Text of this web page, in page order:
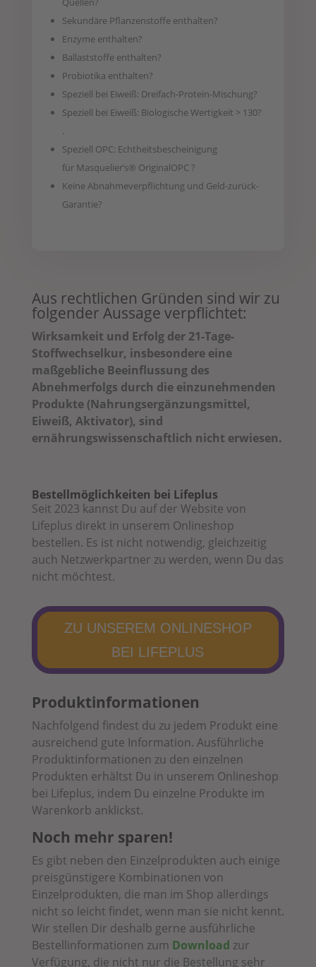
Sekundäre Pflanzenstoffe enthalten?
Enzyme enthalten?
Ballaststoffe enthalten?
Probiotika enthalten?
Speziell bei Eiweiß: Dreifach-Protein-Mischung?
Speziell bei Eiweiß: Biologische Wertigkeit > 130?
.
Speziell OPC: Echtheitsbescheinigung
für Masquelier’s® OriginalOPC ?
Keine Abnahmeverpflichtung und Geld-zurück-
Garantie?
Aus rechtlichen Gründen sind wir zu
folgender Aussage verpflichtet:
Wirksamkeit und Erfolg der 21-Tage-
Stoffwechselkur, insbesondere eine
maßgebliche Beeinflussung des
Abnehmerfolgs durch die einzunehmenden
Produkte (Nahrungsergänzungsmittel,
Eiweiß, Aktivator), sind
ernährungswissenschaftlich nicht erwiesen.
Bestellmöglichkeiten bei Lifeplus
Seit 2023 kannst Du auf der Website von
Lifeplus direkt in unserem Onlineshop
bestellen. Es ist nicht notwendig, gleichzeitig
auch Netzwerkpartner zu werden, wenn Du das
nicht möchtest.
ZU UNSEREM ONLINESHOP
BEI LIFEPLUS
Produktinformationen
Nachfolgend findest du zu jedem Produkt eine
ausreichend gute Information. Ausführliche
Produktinformationen zu den einzelnen
Produkten erhältst Du in unserem Onlineshop
bei Lifeplus, indem Du einzelne Produkte im
Warenkorb anklickst.
Noch mehr sparen!
Es gibt neben den Einzelprodukten auch einige
preisgünstigere Kombinationen von
Einzelprodukten, die man im Shop allerdings
nicht so leicht findet, wenn man sie nicht kennt.
Wir stellen Dir deshalb gerne ausführliche
Bestellinformationen zum Download zur
Verfügung, die nicht nur die Bestellung sehr